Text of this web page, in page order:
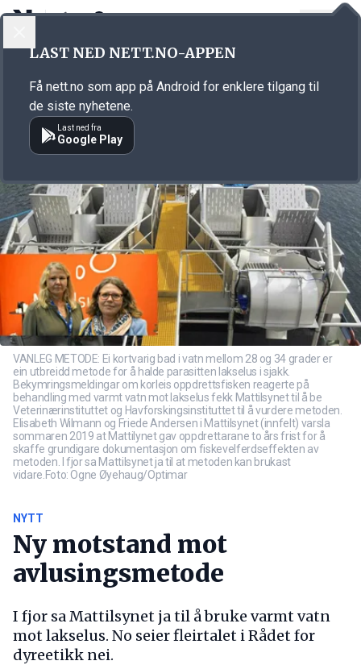
Annonsørinnhold
VANLEG METODE: Ei kortvarig bad i vatn mellom 28 og 34 grader er
ein utbreidd metode for å halde parasitten lakselus i sjakk.
Bekymringsmeldingar om korleis oppdrettsfisken reagerte på
behandling med varmt vatn mot lakselus fekk Mattilsynet til å be
Veterinærinstituttet og Havforskingsinstituttet til å vurdere metoden.
Elisabeth Wilmann og Friede Andersen i Mattilsynet (innfelt) varsla
sommaren 2019 at Mattilynet gav oppdrettarane to års frist for å
skaffe grundigare dokumentasjon om fiskevelferdseffekten av
metoden. I fjor sa Mattilsynet ja til at metoden kan brukast
vidare.Foto: Ogne Øyehaug/Optimar
NYTT
Ny motstand mot
avlusingsmetode
I fjor sa Mattilsynet ja til å bruke varmt vatn
mot lakselus. No seier fleirtalet i Rådet for
dyreetikk nei.
LAST NED NETT.NO-APPEN
Få nett.no som app på Android for enklere tilgang til
de siste nyhetene.
Last ned fra
Google Play